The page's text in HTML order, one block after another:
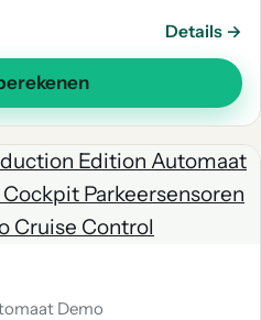
Details →
Demo